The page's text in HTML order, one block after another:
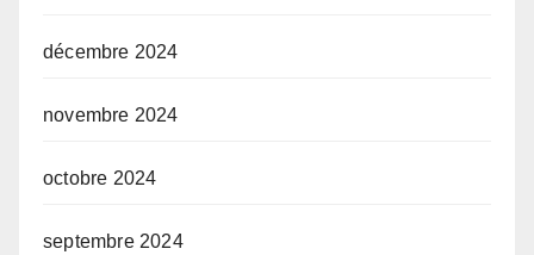
décembre 2024
novembre 2024
octobre 2024
septembre 2024